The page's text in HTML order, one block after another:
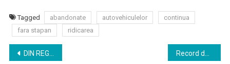
Tagged abandonate autovehiculelor
continua
fara stapan
ridicarea
Navigare
DIN REGISTRUL STĂRII CIVILE – ANUL 2019